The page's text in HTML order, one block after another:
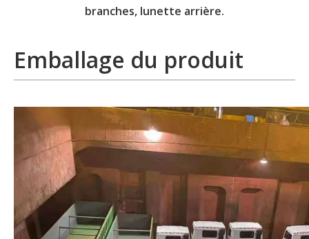
branches, lunette arrière.
Emballage du produit